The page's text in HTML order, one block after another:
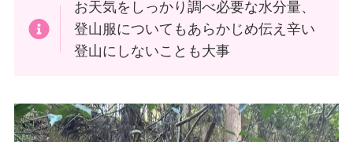
お天気をしっかり調べ必要な水分量、
登山服についてもあらかじめ伝え辛い
登山にしないことも大事